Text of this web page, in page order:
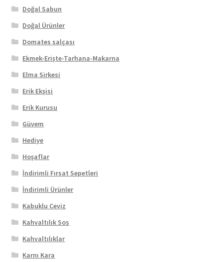
Doğal Sabun
Doğal Ürünler
Domates salçası
Ekmek-Erişte-Tarhana-Makarna
Elma Sirkesi
Erik Ekşisi
Erik Kurusu
Güvem
Hediye
Hoşaflar
İndirimli Fırsat Sepetleri
İndirimli Ürünler
Kabuklu Ceviz
Kahvaltılık Sos
Kahvaltılıklar
Karnı Kara